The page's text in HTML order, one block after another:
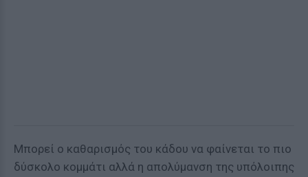
Μπορεί ο καθαρισμός του κάδου να φαίνεται το πιο
δύσκολο κομμάτι αλλά η απολύμανση της υπόλοιπης